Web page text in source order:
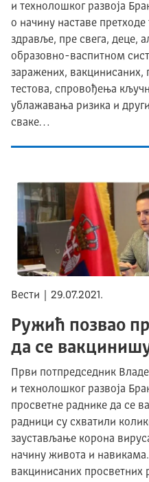
и технолошког развоја
о начину наставе
здравље, пре свега, деце,
образовно-васпитном
заражених, вакцинисаних,
тестова, спровођења
ублажавања ризика и
сваке…
Вести | 29.07.2021.
Ружић позвао
да се
Први потпредседник
и технолошког развоја
просветне раднике да се
радници су схватили
заустављање корона
начину живота и
вакцинисаних просветних